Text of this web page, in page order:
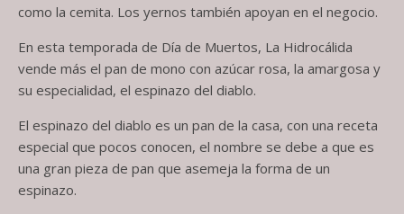
como la cemita. Los yernos también apoyan en el negocio.
En esta temporada de Día de Muertos, La Hidrocálida
vende más el pan de mono con azúcar rosa, la amargosa y
su especialidad, el espinazo del diablo.
El espinazo del diablo es un pan de la casa, con una receta
especial que pocos conocen, el nombre se debe a que es
una gran pieza de pan que asemeja la forma de un
espinazo.